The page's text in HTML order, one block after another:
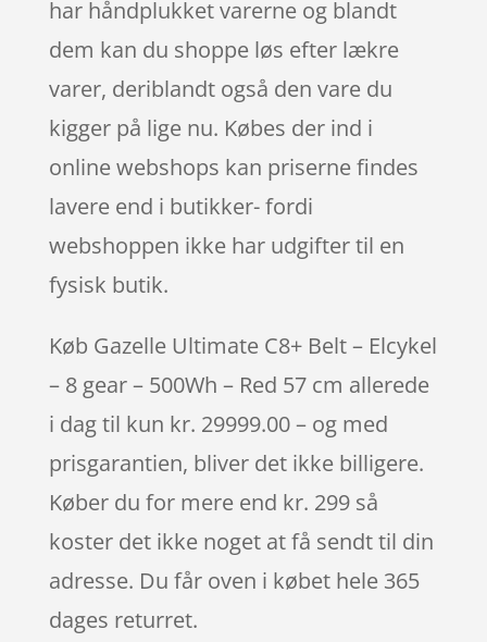
har håndplukket varerne og blandt
dem kan du shoppe løs efter lækre
varer, deriblandt også den vare du
kigger på lige nu. Købes der ind i
online webshops kan priserne findes
lavere end i butikker- fordi
webshoppen ikke har udgifter til en
fysisk butik.
Køb Gazelle Ultimate C8+ Belt – Elcykel
– 8 gear – 500Wh – Red 57 cm allerede
i dag til kun kr. 29999.00 – og med
prisgarantien, bliver det ikke billigere.
Køber du for mere end kr. 299 så
koster det ikke noget at få sendt til din
adresse. Du får oven i købet hele 365
dages returret.